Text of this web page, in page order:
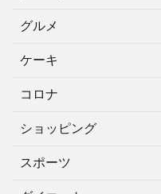
グルメ
ケーキ
コロナ
ショッピング
スポーツ